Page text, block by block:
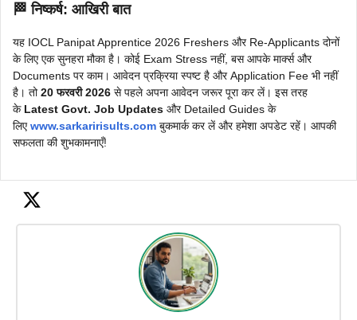
🏁 निष्कर्ष: आखिरी बात
यह IOCL Panipat Apprentice 2026 Freshers और Re-Applicants दोनों
के लिए एक सुनहरा मौका है। कोई Exam Stress नहीं, बस आपके मार्क्स और
Documents पर काम। आवेदन प्रक्रिया स्पष्ट है और Application Fee भी नहीं
है। तो20 फरवरी 2026 से पहले अपना आवेदन जरूर पूरा कर लें। इस तरह
के Latest Govt. Job Updates और Detailed Guides के
लिएwww.sarkaririsults.com बुकमार्क कर लें और हमेशा अपडेट रहें। आपकी
सफलता की शुभकामनाएँ!